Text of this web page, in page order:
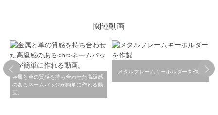
関連動画
金属と革の質感を持ち合わせた高級感
のあるネームバッジが簡単に作れる動
画。
メタルフレームキーホルダーを作製